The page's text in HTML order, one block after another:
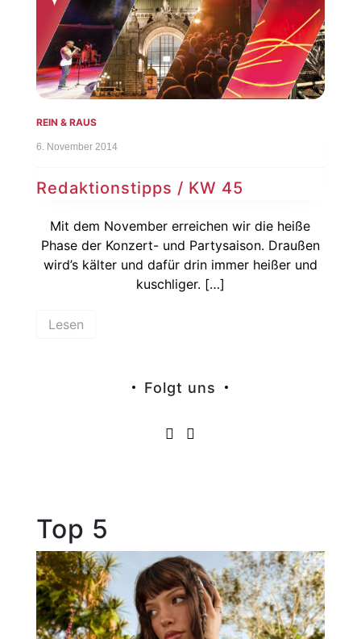
REIN & RAUS
6. November 2014
Redaktionstipps / KW 45
Mit dem November erreichen wir die heiße
Phase der Konzert- und Partysaison. Draußen
wird’s kälter und dafür drin immer heißer und
kuschliger. […]
Lesen
Folgt uns
Top 5